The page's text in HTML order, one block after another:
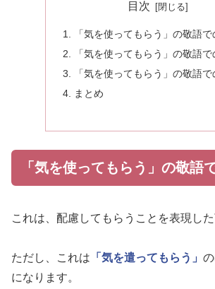
目次
「気を使ってもらう」の敬語で
「気を使ってもらう」の敬語で
「気を使ってもらう」の敬語
まとめ
「気を使ってもらう」の敬語
これは、配慮してもらうことを表現した
ただし、これは 「気を遣ってもらう」
になります。